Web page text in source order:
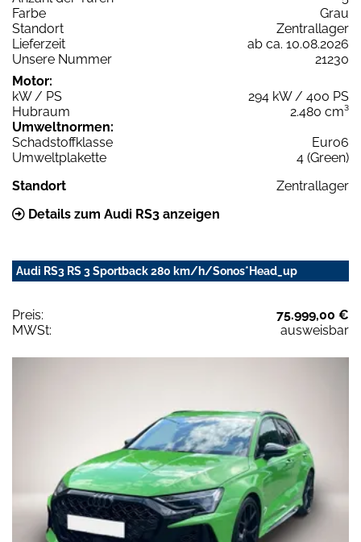
Farbe
Grau
Standort
Zentrallager
Lieferzeit
ab ca. 10.08.2026
Unsere Nummer
21230
Motor:
kW / PS
294 kW / 400 PS
Hubraum
2.480 cm³
Umweltnormen:
Schadstoffklasse
Euro6
Umweltplakette
4 (Green)
Standort
Zentrallager
Details zum Audi RS3 anzeigen
Audi RS3 RS 3 Sportback 280 km/h/Sonos*Head_up
Preis:
75.999,00 €
MWSt:
ausweisbar